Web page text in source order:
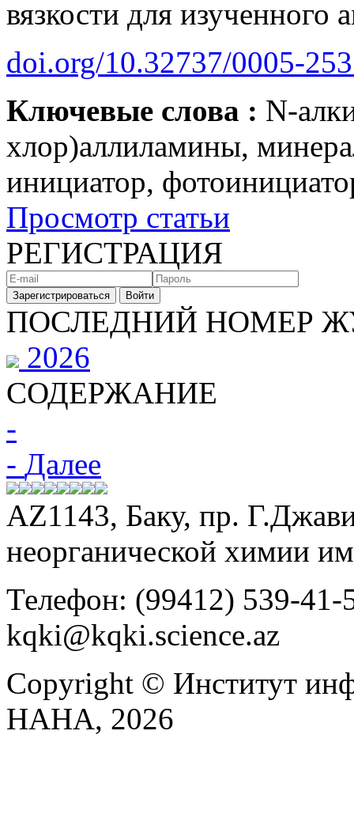
вязкости для изученного
doi.org/10.32737/0005-
Ключевые слова : N-
хлор)аллиламины,
инициатор,
Просмотр статьи
РЕГИСТРАЦИЯ
Зарегистрироваться Войти
ПОСЛЕДНИЙ НОМЕР
2026
СОДЕРЖАНИЕ
-
- Далее
АZ1143, Баку, пр.
неорганической химии
Телефон: (99412) 539-
kqki@kqki.science.az
Copyright © Институт
НАНА, 2026